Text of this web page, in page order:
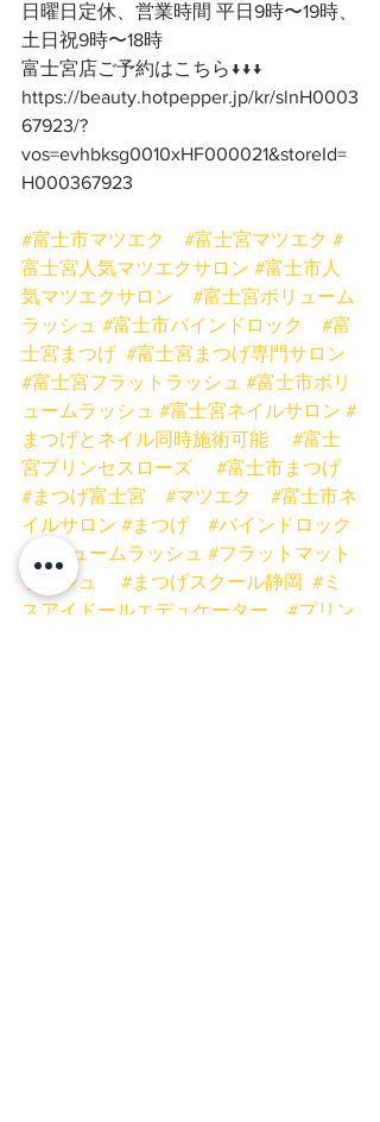
日曜日定休、営業時間 平日9時〜19時、
土日祝9時〜18時
富士宮店ご予約はこちら↓↓↓
https://beauty.hotpepper.jp/kr/slnH0003
67923/?
vos=evhbksg0010xHF000021&storeId=
H000367923
#富士市マツエク #富士宮マツエク #
富士宮人気マツエクサロン #富士市人
気マツエクサロン
#富士宮ボリューム
ラッシュ #富士市バインドロック
#富
士宮まつげ #富士宮まつげ専門サロン
#富士宮フラットラッシュ #富士市ボリ
ュームラッシュ #富士宮ネイルサロン #
まつげとネイル同時施術可能
#富士
宮プリンセスローズ
#富士市まつげ
#まつげ富士宮
#マツエク
#富士市ネ
イルサロン #まつげ
#バインドロック
#ボリュームラッシュ #フラットマット
ラッシュ
#まつげスクール静岡 #ミ
スアイドールエデュケーター
#プリン